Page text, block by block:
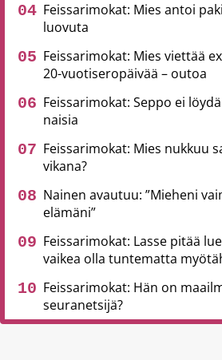
Feissarimokat: Mies antoi
luovuta
Feissarimokat: Mies viettää
20-vuotiseropäivää – outoa
Feissarimokat: Seppo ei
naisia
Feissarimokat: Mies nukkuu
vikana?
Nainen avautuu: ”Mieheni
elämäni”
Feissarimokat: Lasse pitää
vaikea olla tuntematta
Feissarimokat: Hän on
seuranetsijä?